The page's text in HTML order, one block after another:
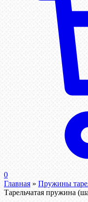
0
Главная » Пружины
Тарельчатая пружина